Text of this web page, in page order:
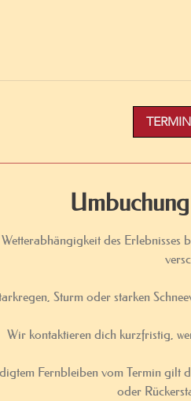
des Erlebnisses
Sturm oder starken
Wir kontaktieren dich kurzfristig,
Fernbleiben vom Termin gilt
oder